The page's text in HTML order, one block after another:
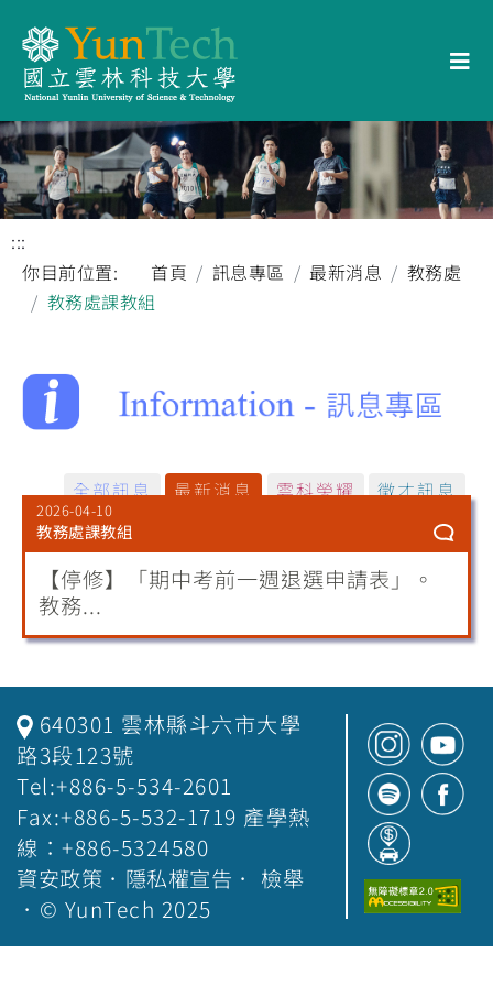
:::
你目前位置:
首頁 訊息專區 最新消息
教務處
教務處課教組
全部訊息 最新消息 雲科榮耀 徵才訊息
2026-04-10
教務處課教組
【停修】「期中考前一週退選申請表」。
教務...
640301 雲林縣斗六市大學
路3段123號
Tel:+886-5-534-2601
Fax:+886-5-532-1719 產學熱
線：+886-5324580
資安政策 ． 隱私權宣告 ． 檢舉
．© YunTech 2025